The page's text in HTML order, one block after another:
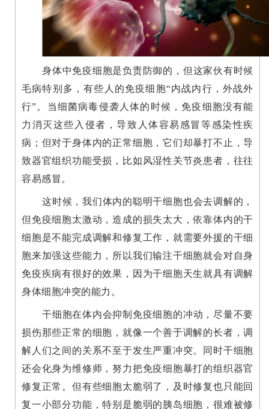
身体中免疫细胞是负责防御的，但这家伙有时候
毛病特别多，有些人的免疫细胞“内战内行，外战外
行”。当细菌病毒侵袭人体的时候，免疫细胞没有能
力消灭这些入侵者，导致人体容易感冒等感染性疾
病；但对于身体内的正常细胞，它们却暴打不止，导
致器官组织功能受损，比如风湿性关节炎患者，往往
容易感冒。
这时候，我们体内的聪明干细胞也会去调解的，
但免疫细胞太激动，造成的损失太大，依靠体内的干
细胞是不能完成调解和修复工作，就需要外援的干细
胞来加强这些能力，所以我们输注干细胞就会对自身
免疫疾病有很好的效果，因为干细胞天生就具有调解
身体细胞冲突的能力。
干细胞在体内会抑制免疫细胞的冲动，尽量不要
损伤那些正常的细胞，就像一个善于调解的长者，调
解人们之间的关系不至于发生严重冲突。同时干细胞
还会化身为维修师，努力把免疫细胞暴打的组织器官
修复正常。但有些细胞太脆弱了，及时修复也只能回
复一小部分功能，特别是脆弱的胰岛细胞，很难被修